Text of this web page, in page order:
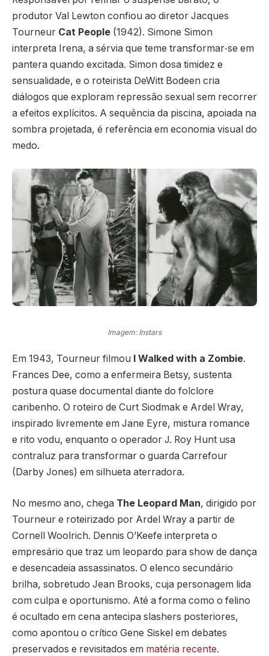
produtor Val Lewton confiou ao diretor Jacques
Tourneur Cat People (1942). Simone Simon
interpreta Irena, a sérvia que teme transformar‐se em
pantera quando excitada. Simon dosa timidez e
sensualidade, e o roteirista DeWitt Bodeen cria
diálogos que exploram repressão sexual sem recorrer
a efeitos explícitos. A sequência da piscina, apoiada na
sombra projetada, é referência em economia visual do
medo.
Imagem: Instars
Em 1943, Tourneur filmou I Walked with a Zombie.
Frances Dee, como a enfermeira Betsy, sustenta
postura quase documental diante do folclore
caribenho. O roteiro de Curt Siodmak e Ardel Wray,
inspirado livremente em Jane Eyre, mistura romance
e rito vodu, enquanto o operador J. Roy Hunt usa
contraluz para transformar o guarda Carrefour
(Darby Jones) em silhueta aterradora.
No mesmo ano, chega The Leopard Man, dirigido por
Tourneur e roteirizado por Ardel Wray a partir de
Cornell Woolrich. Dennis O’Keefe interpreta o
empresário que traz um leopardo para show de dança
e desencadeia assassinatos. O elenco secundário
brilha, sobretudo Jean Brooks, cuja personagem lida
com culpa e oportunismo. Até a forma como o felino
é ocultado em cena antecipa slashers posteriores,
como apontou o crítico Gene Siskel em debates
preservados e revisitados em matéria recente.